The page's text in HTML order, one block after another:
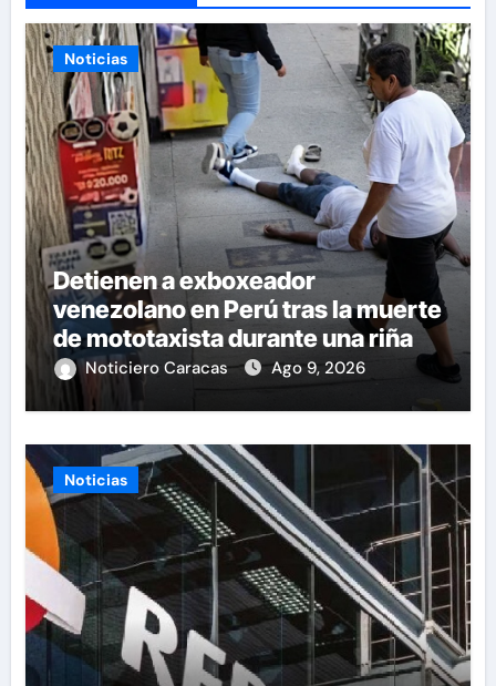
Noticias
Detienen a exboxeador
venezolano en Perú tras la muerte
de mototaxista durante una riña
Noticiero Caracas Ago 9, 2026
Noticias